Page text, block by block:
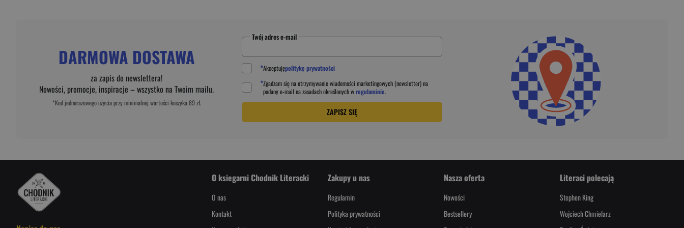
DARMOWA DOSTAWA
za zapis do newslettera!
Nowości, promocje, inspiracje – wszystko na Twoim mailu.
*Kod jednorazowego użycia przy minimalnej wartości koszyka 89 zł.
Twój adres e-mail
*Akceptujępolitykę prywatności
*Zgadzam się na otrzymywanie wiadomości marketingowych (newsletter) na
podanye-mail na zasadach określonych wregulaminie.
ZAPISZ SIĘ
O ksiegarni Chodnik Literacki
O nas
Kontakt
Zakupy u nas
Regulamin
Polityka prywatności
Nasza oferta
Nowości
Bestsellery
Literaci polecają
Stephen King
Wojciech Chmielarz